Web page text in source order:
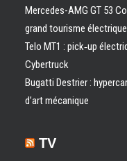
Mercedes-AMG GT 53
grand tourisme électrique
Telo MT1 : pick‑up
Cybertruck
Bugatti Destrier :
d’art mécanique
TV